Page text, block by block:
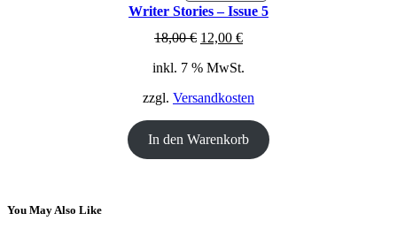
IM
ANGEBOT
Writer Stories – Issue 5
18,00€ Ursprünglicher
war:
12,00 €Aktueller
ist:
inkl. 7 % MwSt.
zzgl. Versandkosten
In den Warenkorb
You May Also Like